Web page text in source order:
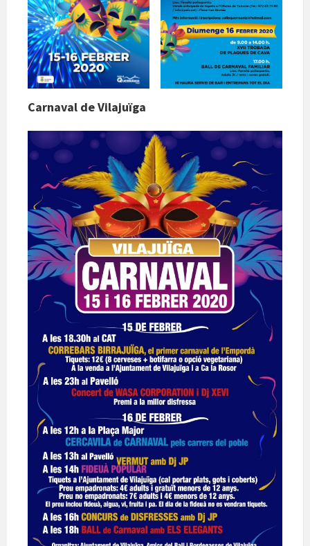
Carnaval de Vilajuïga